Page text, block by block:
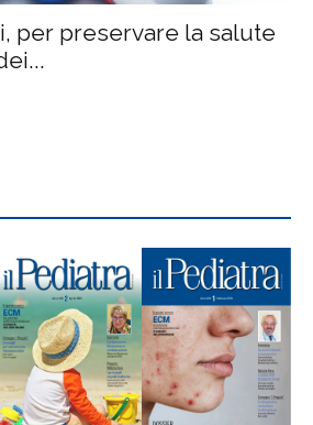
per preservare la salute